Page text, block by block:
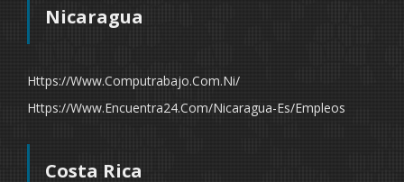
Nicaragua
Https://www.computrabajo.com.ni/
Https://www.encuentra24.com/nicaragua-Es/empleos
Costa Rica